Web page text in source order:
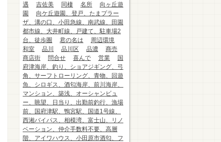
遇
吉佐美 同棲 名所
向ヶ丘遊
園
向ケ丘遊園、登戸、たまプラー
ザ、溝の口、小田急線、南武線、田園
都市線、大井町線、戸建て、駐車場2
台、徒歩圏
君の名は
周辺環境
和室
品川 品川区 品濃
商売
商店街
問合せ 喜んで 営業
国
府津海岸、釣り、ショアジギング、弓
角、サーフトローリング、青物、回遊
魚、シロギス、酒匂海岸、前川海岸、
マンション、築浅、オーシャンビュ
ー、眺望、日当り、出勤前釣行、漁場
前、国府津駅、鴨宮駅、国道1号線、
西湘バイパス、相模湾、富士山、リノ
ベーション、仲介手数料不要、高層
階、アイワハウス、小田原市酒匂、フ